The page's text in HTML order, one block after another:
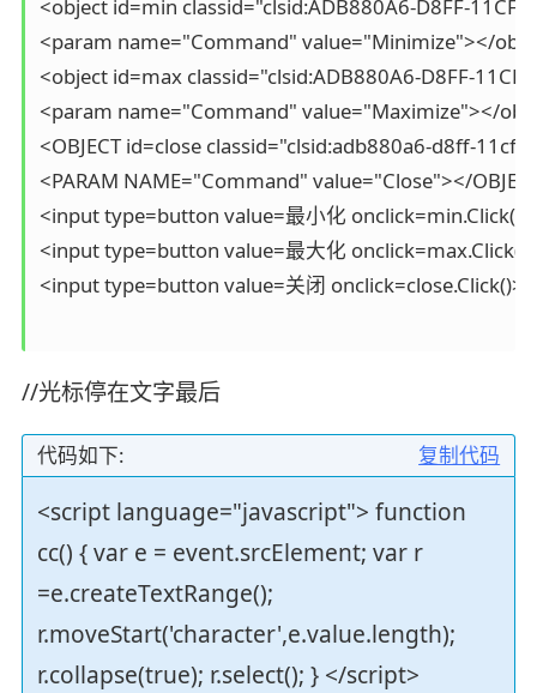
<object id=min classid="clsid:ADB880A6-D8FF-
<param name="Command" value="Minimize"></
<object id=max classid="clsid:ADB880A6-D8FF-
<param name="Command" value="Maximize"></
<OBJECT id=close classid="clsid:adb880a6-d8ff-
<PARAM NAME="Command" value="Close"></
<input type=button value=最小化 onclick=min.Click()>
<input type=button value=最大化
<input type=button value=关闭 onclick=close.Click()>
//光标停在文字最后
复制代码
代码如下:
<script language="javascript"> function
cc() { var e = event.srcElement; var r
=e.createTextRange();
r.moveStart('character',e.value.length);
r.collapse(true); r.select(); } </script>